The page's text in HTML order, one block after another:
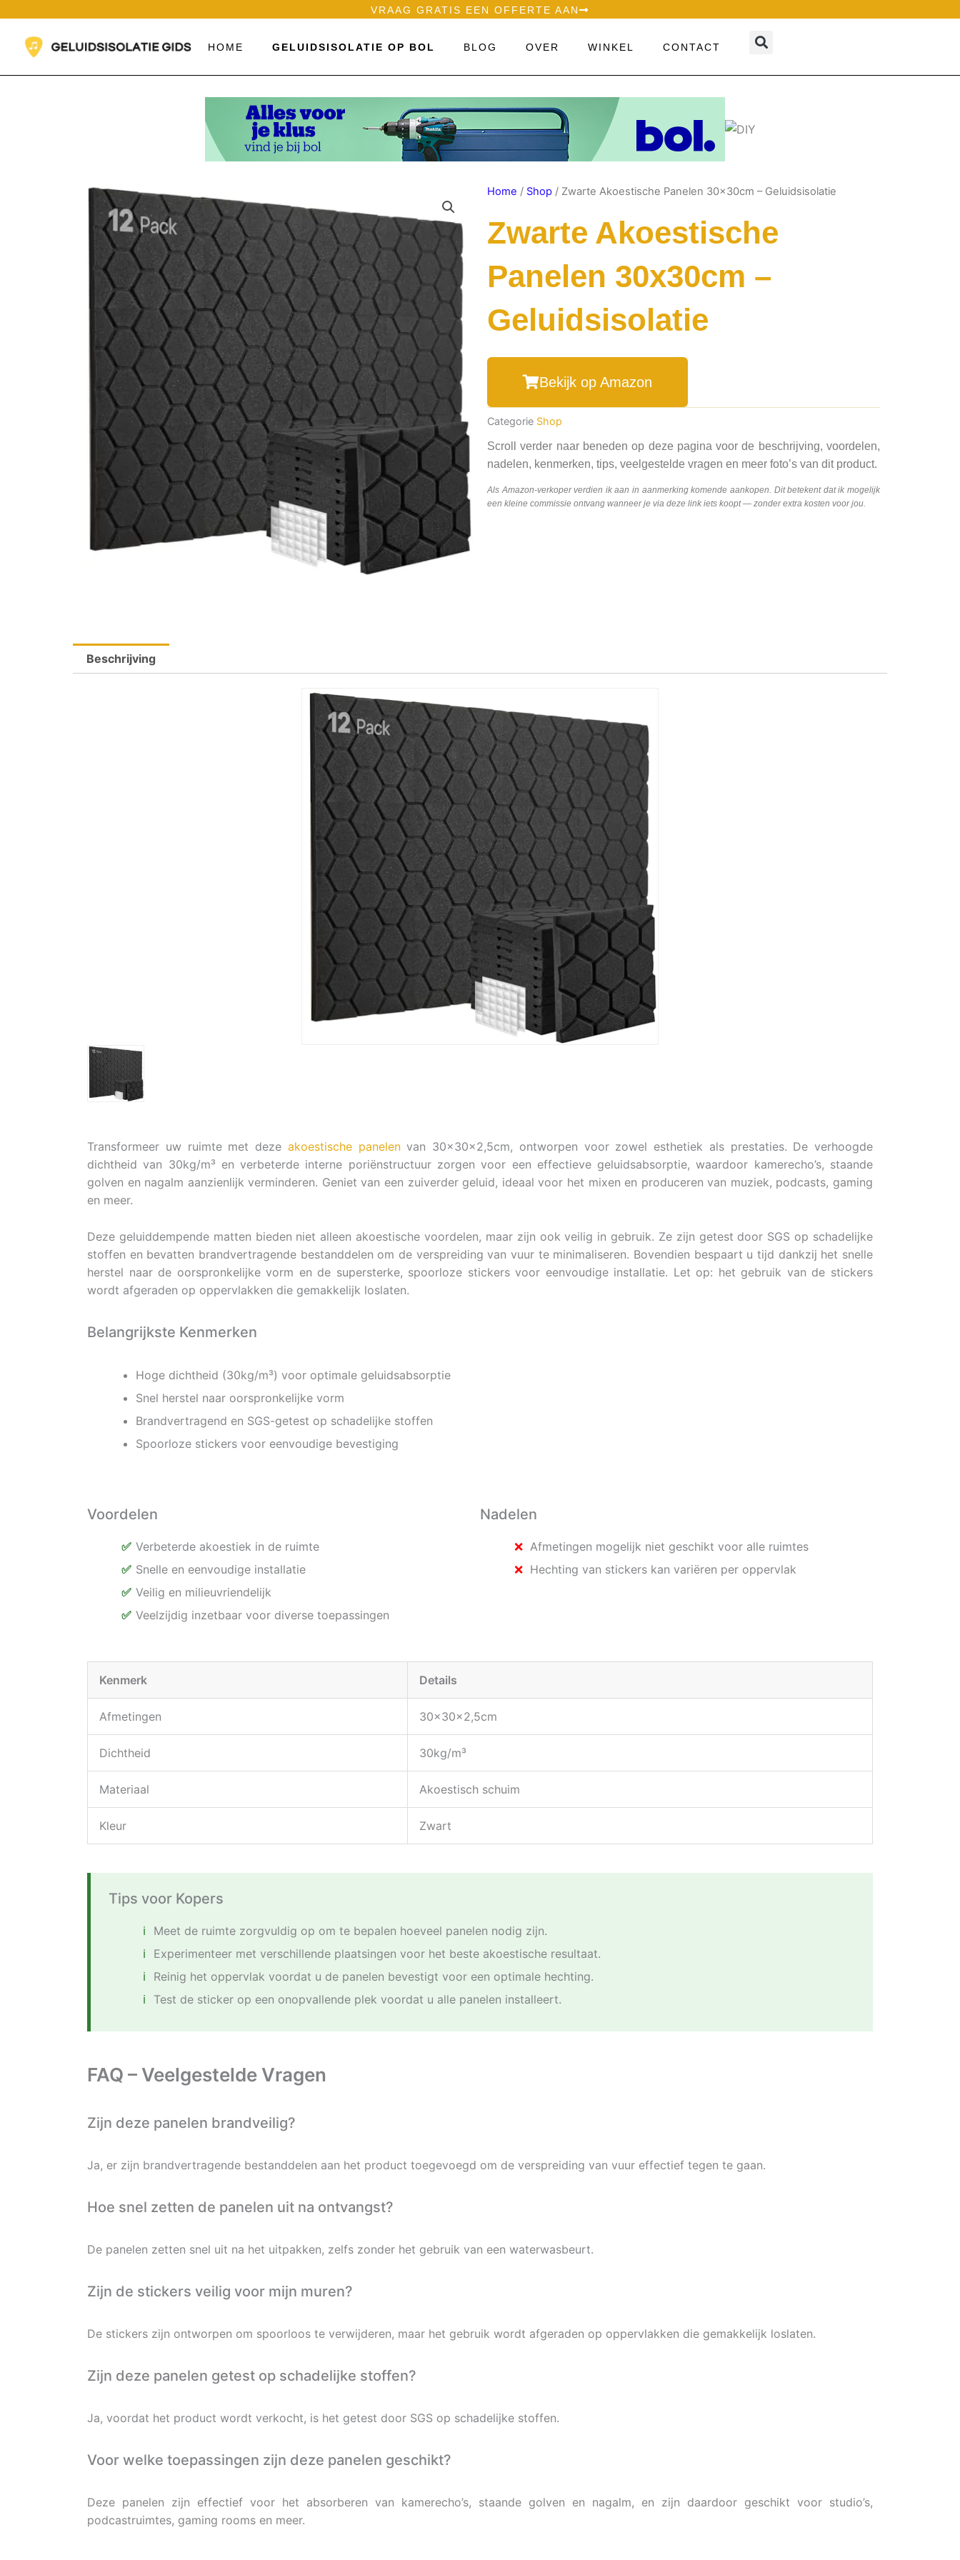
VRAAG GRATIS EEN OFFERTE AAN
HOME GELUIDSISOLATIE OP BOL BLOG OVER WINKEL CONTACT
Home / Shop / Zwarte Akoestische Panelen 30x30cm – Geluidsisolatie
Zwarte Akoestische
Panelen 30x30cm –
Geluidsisolatie
Bekijk op Amazon
Categorie Shop
Scroll verder naar beneden op deze pagina voor de beschrijving, voordelen,
nadelen, kenmerken, tips, veelgestelde vragen en meer foto’s van dit product.
Als Amazon-verkoper verdien ik aan in aanmerking komende aankopen. Dit betekent dat ik mogelijk
een kleine commissie ontvang wanneer je via deze link iets koopt — zonder extra kosten voor jou.
Beschrijving
Transformeer uw ruimte met deze akoestische panelenvan 30x30x2,5cm, ontworpen voor zowel esthetiek als prestaties. De verhoogde
dichtheid van 30kg/m³ en verbeterde interne poriënstructuur zorgen voor een effectieve geluidsabsorptie, waardoor kamerecho’s, staande
golven en nagalm aanzienlijk verminderen. Geniet van een zuiverder geluid, ideaal voor het mixen en produceren van muziek, podcasts, gaming
en meer.
Deze geluiddempende matten bieden niet alleen akoestische voordelen, maar zijn ook veilig in gebruik. Ze zijn getest door SGS op schadelijke
stoffen en bevatten brandvertragende bestanddelen om de verspreiding van vuur te minimaliseren. Bovendien bespaart u tijd dankzij het snelle
herstel naar de oorspronkelijke vorm en de supersterke, spoorloze stickers voor eenvoudige installatie. Let op: het gebruik van de stickers
wordt afgeraden op oppervlakken die gemakkelijk loslaten.
Belangrijkste Kenmerken
Hoge dichtheid (30kg/m³) voor optimale geluidsabsorptie
Snel herstel naar oorspronkelijke vorm
Brandvertragend en SGS-getest op schadelijke stoffen
Spoorloze stickers voor eenvoudige bevestiging
Voordelen
Verbeterde akoestiek in de ruimte
Snelle en eenvoudige installatie
Veilig en milieuvriendelijk
Veelzijdig inzetbaar voor diverse toepassingen
Nadelen
Afmetingen mogelijk niet geschikt voor alle ruimtes
Hechting van stickers kan variëren per oppervlak
Kenmerk Details
Afmetingen 30x30x2,5cm
Dichtheid 30kg/m³
Materiaal Akoestisch schuim
Kleur Zwart
Tips voor Kopers
Meet de ruimte zorgvuldig op om te bepalen hoeveel panelen nodig zijn.
Experimenteer met verschillende plaatsingen voor het beste akoestische resultaat.
Reinig het oppervlak voordat u de panelen bevestigt voor een optimale hechting.
Test de sticker op een onopvallende plek voordat u alle panelen installeert.
FAQ – Veelgestelde Vragen
Zijn deze panelen brandveilig?
Ja, er zijn brandvertragende bestanddelen aan het product toegevoegd om de verspreiding van vuur effectief tegen te gaan.
Hoe snel zetten de panelen uit na ontvangst?
De panelen zetten snel uit na het uitpakken, zelfs zonder het gebruik van een waterwasbeurt.
Zijn de stickers veilig voor mijn muren?
De stickers zijn ontworpen om spoorloos te verwijderen, maar het gebruik wordt afgeraden op oppervlakken die gemakkelijk loslaten.
Zijn deze panelen getest op schadelijke stoffen?
Ja, voordat het product wordt verkocht, is het getest door SGS op schadelijke stoffen.
Voor welke toepassingen zijn deze panelen geschikt?
Deze panelen zijn effectief voor het absorberen van kamerecho’s, staande golven en nagalm, en zijn daardoor geschikt voor studio’s,
podcastruimtes, gaming rooms en meer.